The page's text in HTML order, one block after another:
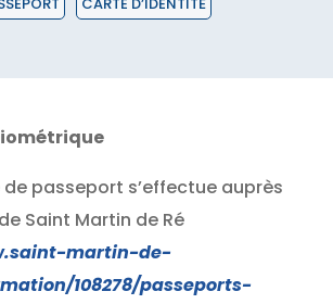
passeport s’effectue auprès
Saint Martin de Ré
martin-de-
108278/passeports-